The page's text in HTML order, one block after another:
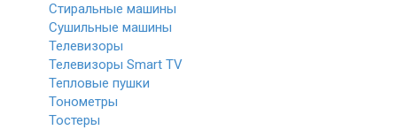
Стиральные машины
Сушильные машины
Телевизоры
Телевизоры Smart TV
Тепловые пушки
Тонометры
Тостеры